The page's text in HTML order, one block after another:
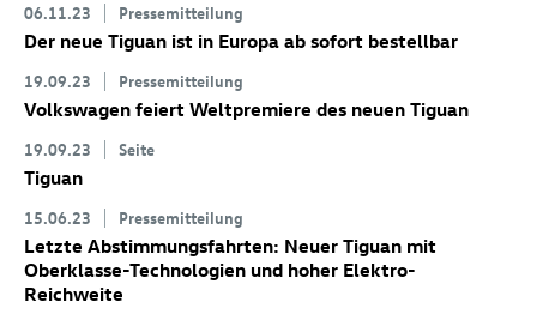
06.11.23 Pressemitteilung
Der neue Tiguan ist in Europa ab sofort bestellbar
19.09.23 Pressemitteilung
Volkswagen feiert Weltpremiere des neuen Tiguan
19.09.23 Seite
Tiguan
15.06.23 Pressemitteilung
Letzte Abstimmungsfahrten: Neuer Tiguan mit
Oberklasse-Technologien und hoher Elektro-
Reichweite